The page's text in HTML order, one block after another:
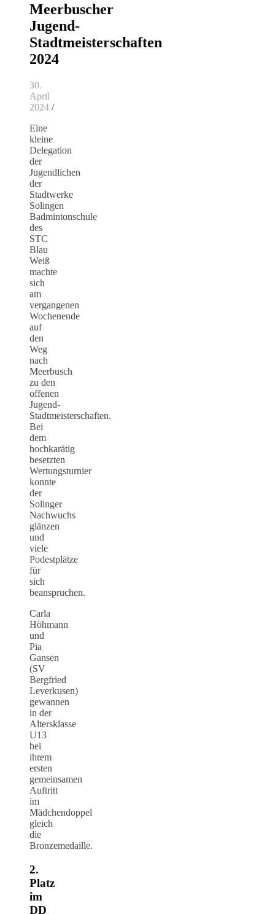
Meerbuscher
Jugend-
Stadtmeisterschaften
2024
30.
April
2024 /
Eine
kleine
Delegation
der
Jugendlichen
der
Stadtwerke
Solingen
Badmintonschule
des
STC
Blau
Weiß
machte
sich
am
vergangenen
Wochenende
auf
den
Weg
nach
Meerbusch
zu den
offenen
Jugend-
Stadtmeisterschaften.
Bei
dem
hochkarätig
besetzten
Wertungsturnier
konnte
der
Solinger
Nachwuchs
glänzen
und
viele
Podestplätze
für
sich
beanspruchen.
Carla
Höhmann
und
Pia
Gansen
(SV
Bergfried
Leverkusen)
gewannen
in der
Altersklasse
U13
bei
ihrem
ersten
gemeinsamen
Auftritt
im
Mädchendoppel
gleich
die
Bronzemedaille.
2.
Platz
im
DD